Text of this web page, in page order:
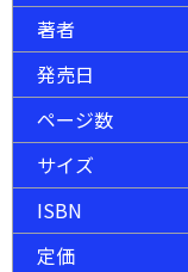
著者
発売日
ページ数
サイズ
ISBN
定価